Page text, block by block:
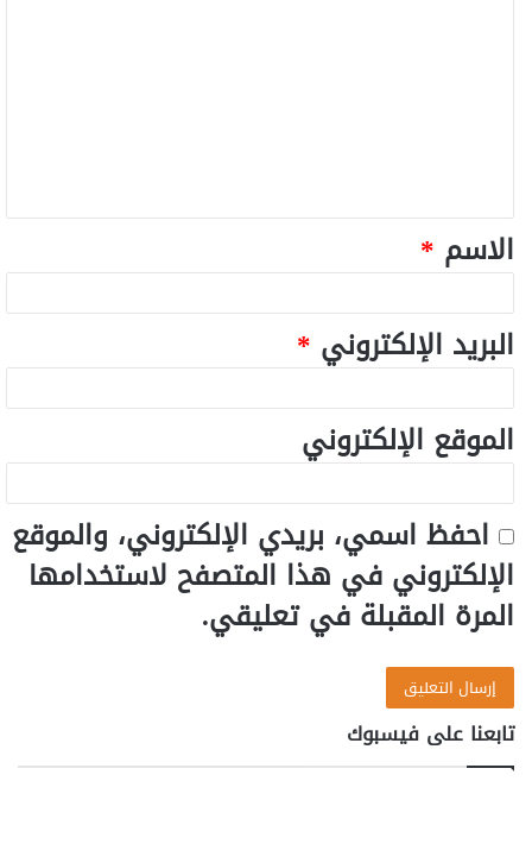
الاسم *
البريد الإلكتروني *
الموقع الإلكتروني
احفظ اسمي، بريدي الإلكتروني، والموقع
الإلكتروني في هذا المتصفح لاستخدامها
المرة المقبلة في تعليقي.
تابعنا على فيسبوك